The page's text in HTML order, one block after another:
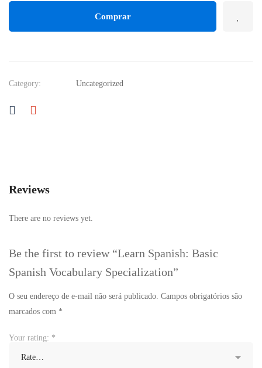
Comprar
Category: Uncategorized
Reviews
There are no reviews yet.
Be the first to review “Learn Spanish: Basic
Spanish Vocabulary Specialization”
O seu endereço de e-mail não será publicado. Campos obrigatórios são
marcados com *
Your rating: *